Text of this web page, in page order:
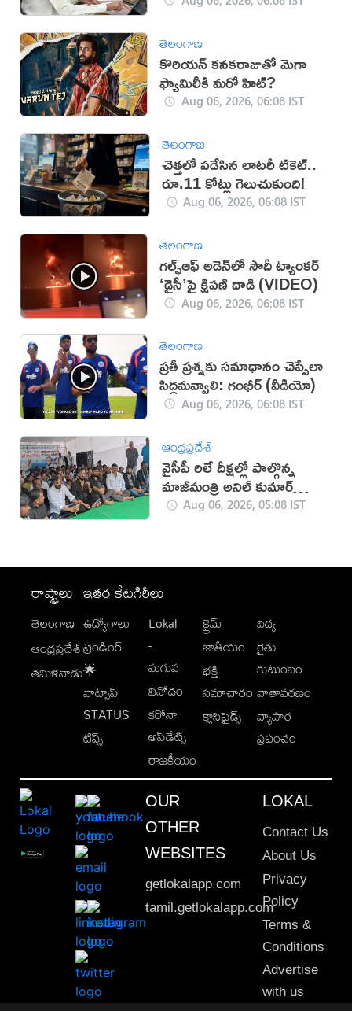
తెలంగాణ
కొరియన్ కనకరాజుతో మెగా
ఫ్యామిలీకి మరో హిట్?
Aug 06, 2026, 06:08 IST
తెలంగాణ
చెత్తలో పడేసిన లాటరీ టికెట్..
రూ.11 కోట్లు గెలుచుకుంది!
Aug 06, 2026, 06:08 IST
తెలంగాణ
గల్ఫ్‌ఆఫ్‌ అడెన్‌లో సౌదీ ట్యాంకర్‌
‘డైసీ’పై క్షిపణి దాడి (VIDEO)
Aug 06, 2026, 06:08 IST
తెలంగాణ
ప్రతీ ప్రశ్నకు సమాధానం చెప్పేలా
సిద్ధమవ్వాలి: గంభీర్ (వీడియో)
Aug 06, 2026, 06:08 IST
ఆంధ్రప్రదేశ్
వైసీపీ రిలే దీక్షల్లో పాల్గొన్న
మాజీమంత్రి అనిల్ కుమార్
యాదవ్Aug 06, 2026, 05:08 IST
రాష్ట్రాలు
తెలంగాణ
ఆంధ్రప్రదేశ్
తమిళనాడు
ఇతర కేటగిరీలు
ఉద్యోగాలు
ట్రెండింగ్
🌟
వాట్సాప్
STATUS
టిప్స్
Lokal
-
మగువ
వినోదం
కరోనా
అప్‌డేట్స్
రాజకీయం
క్రైమ్
జాతీయం
భక్తి
సమాచారం
క్లాసిఫైడ్స్
విద్య
రైతు
కుటుంబం
వాతావరణం
వ్యాపార
ప్రపంచం
OUR
OTHER
WEBSITES
getlokalapp.com
tamil.getlokalapp.com
LOKAL
Contact Us
About Us
Privacy
Policy
Terms &
Conditions
Advertise
with us